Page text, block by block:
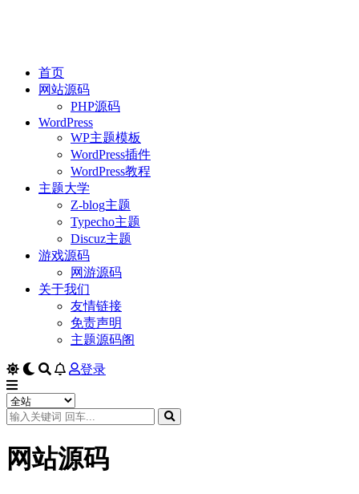
首页
网站源码
PHP源码
WordPress
WP主题模板
WordPress插件
WordPress教程
主题大学
Z-blog主题
Typecho主题
Discuz主题
游戏源码
网游源码
关于我们
友情链接
免责声明
主题源码阁
登录
网站源码